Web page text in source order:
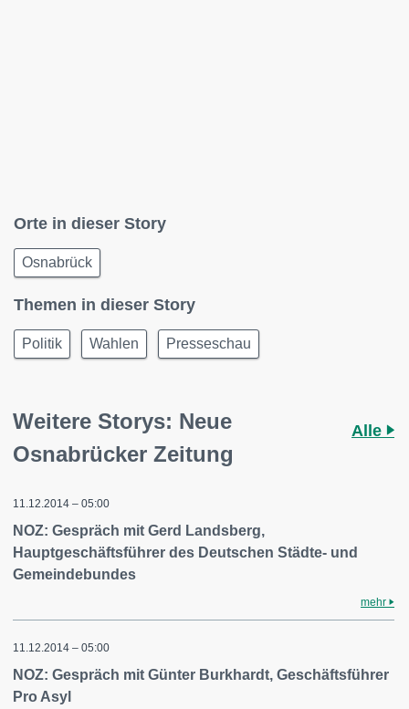
Orte in dieser Story
Osnabrück
Themen in dieser Story
Politik Wahlen Presseschau
Weitere Storys: Neue
Osnabrücker Zeitung
Alle
11.12.2014 – 05:00
NOZ: Gespräch mit Gerd Landsberg,
Hauptgeschäftsführer des Deutschen Städte- und
Gemeindebundes
mehr
11.12.2014 – 05:00
NOZ: Gespräch mit Günter Burkhardt, Geschäftsführer
Pro Asyl